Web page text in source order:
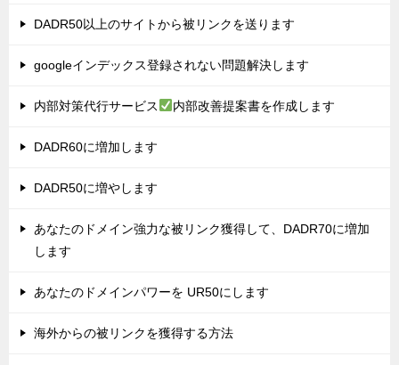
DADR50以上のサイトから被リンクを送ります
googleインデックス登録されない問題解決します
内部対策代行サービス 内部改善提案書を作成します
DADR60に増加します
DADR50に増やします
あなたのドメイン強力な被リンク獲得して、DADR70に増加
します
あなたのドメインパワーを UR50にします
海外からの被リンクを獲得する方法